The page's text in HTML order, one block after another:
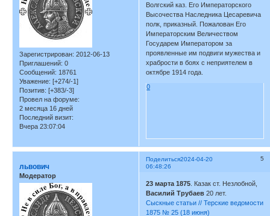
Зарегистрирован: 2012-06-13
Приглашений: 0
Сообщений: 18761
Уважение: [+274/-1]
Позитив: [+383/-3]
Провел на форуме:
2 месяца 16 дней
Последний визит:
Вчера 23:07:04
Волгский каз. Его Императорского
Высочества Наследника Цесаревича
полк, приказный. Пожалован Его
Императорским Величеством
Государем Императором за
проявленные им подвиги мужества и
храбрости в боях с неприятелем в
октябре 1914 года.
0
Поделиться 5
2024-04-20
06:48:26
львович
Модератор
23 марта 1875 . Казак ст. Незлобной,
Василий Трубаев 20 лет.
Сыскные статьи // Терские ведомости
1875 № 25 (18 июня)